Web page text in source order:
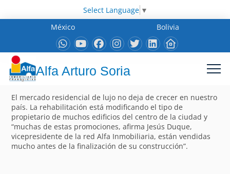
Select Language ▼
México
Bolivia
Alfa Arturo Soria
El mercado residencial de lujo no deja de crecer en nuestro
país. La rehabilitación está modificando el tipo de
propietario de muchos edificios del centro de la ciudad y
“muchas de estas promociones, afirma Jesús Duque,
vicepresidente de la red Alfa Inmobiliaria, están vendidas
mucho antes de la finalización de su construcción”.